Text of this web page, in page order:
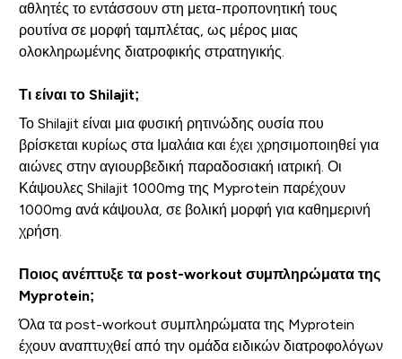
αθλητές το εντάσσουν στη μετα-προπονητική τους
ρουτίνα σε μορφή ταμπλέτας, ως μέρος μιας
ολοκληρωμένης διατροφικής στρατηγικής.
Τι είναι το Shilajit;
Το Shilajit είναι μια φυσική ρητινώδης ουσία που
βρίσκεται κυρίως στα Ιμαλάια και έχει χρησιμοποιηθεί για
αιώνες στην αγιουρβεδική παραδοσιακή ιατρική. Οι
Κάψουλες Shilajit 1000mg της Myprotein παρέχουν
1000mg ανά κάψουλα, σε βολική μορφή για καθημερινή
χρήση.
Ποιος ανέπτυξε τα post-workout συμπληρώματα της
Myprotein;
Όλα τα post-workout συμπληρώματα της Myprotein
έχουν αναπτυχθεί από την ομάδα ειδικών διατροφολόγων